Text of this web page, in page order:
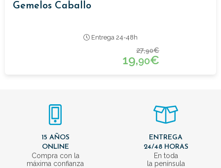
Gemelos Caballo
Entrega 24-48h
27,90€
19,90€
15 AÑOS
ONLINE
Compra con la
máxima confianza
ENTREGA
24/48 HORAS
En toda
la península